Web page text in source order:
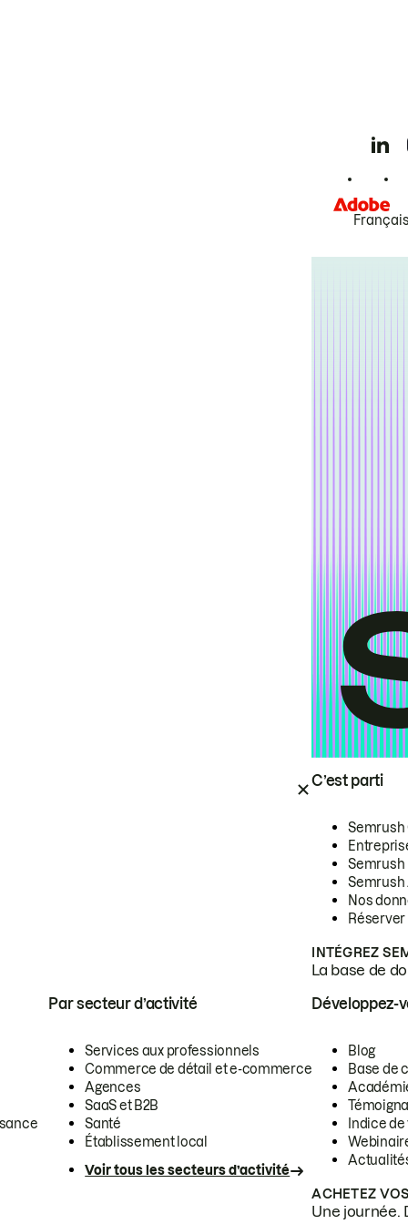
C’est parti
Semrush
Semrush
Semrush
Nos
INTÉGREZ
La base de
Par secteur d’activité
Services aux professionnels
Commerce de détail et e-commerce
Agences
SaaS et B2B
Santé
Établissement local
Voir tous les secteurs d’activité
Développez-
Blog
Base de
Indice
ACHETEZ
Une journée.